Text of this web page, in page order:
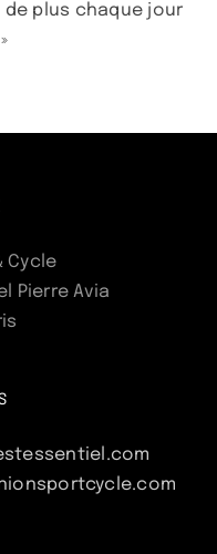
de plus chaque jour
Cycle
Pierre Avia